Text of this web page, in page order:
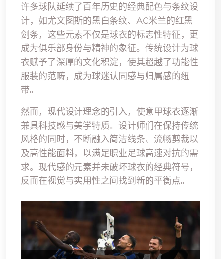
许多球队延续了百年历史的经典配色与条纹设
计，如尤文图斯的黑白条纹、AC米兰的红黑
剑条，这些元素不仅是球衣的标志性特征，更
成为俱乐部身份与精神的象征。传统设计为球
衣赋予了深厚的文化积淀，使其超越了功能性
服装的范畴，成为球迷认同感与归属感的纽
带。
然而，现代设计理念的引入，使意甲球衣逐渐
兼具科技感与美学特质。设计师们在保持传统
风格的同时，不断融入简洁线条、流畅剪裁以
及高性能面料，以满足职业足球高速对抗的需
求。现代感的元素并未破坏球衣的经典符号，
反而在视觉与实用性之间找到新的平衡点。